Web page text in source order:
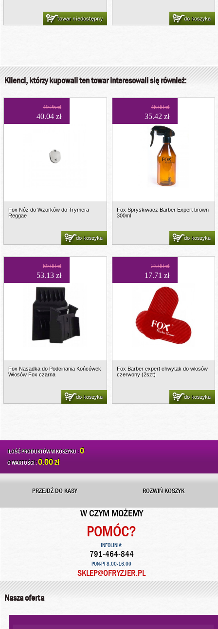
towar niedostępny do koszyka
Klienci, którzy kupowali ten towar interesowali się również:
49.25 zł
40.04 zł
Fox Nóż do Wzorków do Trymera
Reggae
do koszyka
46.00 zł
35.42 zł
Fox Spryskiwacz Barber Expert brown
300ml
do koszyka
69.00 zł
53.13 zł
Fox Nasadka do Podcinania Końcówek
Włosów Fox czarna
do koszyka
23.00 zł
17.71 zł
Fox Barber expert chwytak do włosów
czerwony (2szt)
do koszyka
ILOŚĆ PRODUKTÓW W KOSZYKU :0
O WARTOŚCI :0.00 zł
PRZEJDŹ DO KASY ROZWIŃ KOSZYK
W CZYM MOŻEMY
POMÓC?
INFOLINIA:
791-464-844
PON-PT 8:00-16:00
SKLEP@OFRYZJER.PL
Nasza oferta